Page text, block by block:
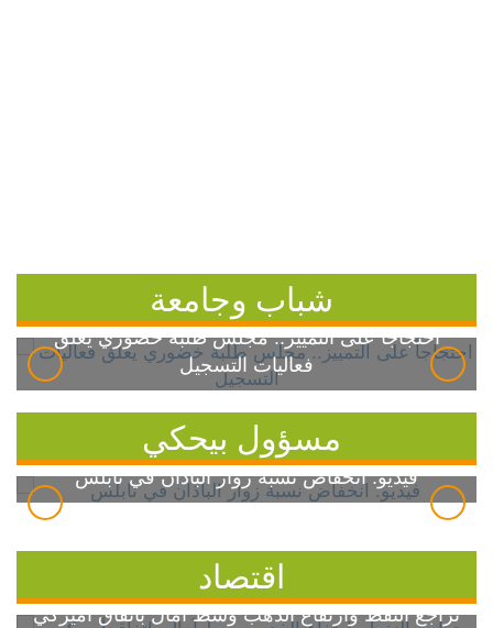
شباب وجامعة
احتجاجاً على التمييز.. مجلس طلبة خضوري يعلق
فعاليات التسجيل
مسؤول بيحكي
فيديو: انخفاض نسبة زوار الباذان في نابلس
اقتصاد
تراجع النفط وارتفاع الذهب وسط آمال باتفاق أميركي